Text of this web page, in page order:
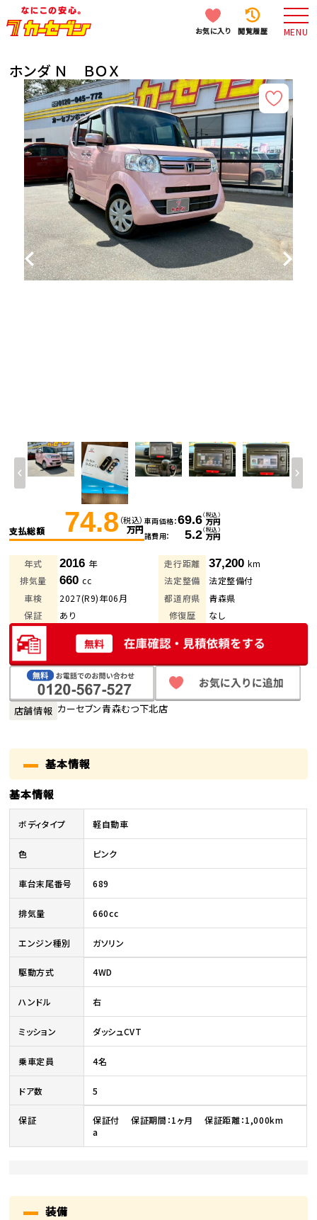
お気に入り 閲覧履歴 MENU
ホンダ Ｎ ＢＯＸ
支払総額 74.8 （税込）
万円
車両価格 69.6（税込）
万円
諸費用
5.2（税込）
万円
年式 2016 年 走行距離 37,200 km
排気量
660cc 法定整備
法定整備付
車検
2027(R9)年06月 都道府県
青森県
保証
あり 修復歴 なし
店舗情報 カーセブン青森むつ下北店
基本情報
基本情報
ボディタイプ 軽自動車
色 ピンク
車台末尾番号 689
排気量 660cc
エンジン種別 ガソリン
駆動方式 4WD
ハンドル 右
ミッション ダッシュCVT
乗車定員 4名
ドア数 5
保証
保証付 保証期間：1ヶ月 保証距離：1,000km
a
装備